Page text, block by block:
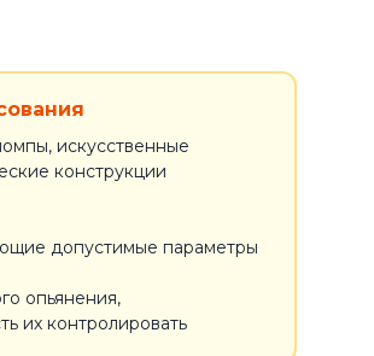
искусственные
конструкции
допустимые параметры
опьянения,
их контролировать